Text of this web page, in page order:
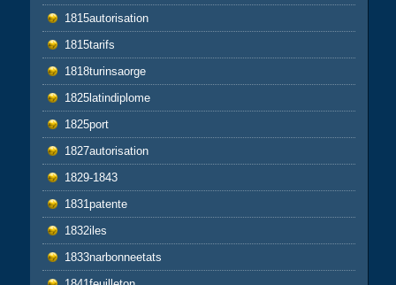
1815autorisation
1815tarifs
1818turinsaorge
1825latindiplome
1825port
1827autorisation
1829-1843
1831patente
1832iles
1833narbonneetats